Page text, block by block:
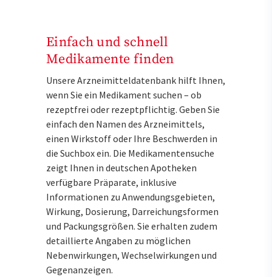
Einfach und schnell
Medikamente finden
Unsere Arzneimitteldatenbank hilft Ihnen,
wenn Sie ein Medikament suchen – ob
rezeptfrei oder rezeptpflichtig. Geben Sie
einfach den Namen des Arzneimittels,
einen Wirkstoff oder Ihre Beschwerden in
die Suchbox ein. Die Medikamentensuche
zeigt Ihnen in deutschen Apotheken
verfügbare Präparate, inklusive
Informationen zu Anwendungsgebieten,
Wirkung, Dosierung, Darreichungsformen
und Packungsgrößen. Sie erhalten zudem
detaillierte Angaben zu möglichen
Nebenwirkungen, Wechselwirkungen und
Gegenanzeigen.